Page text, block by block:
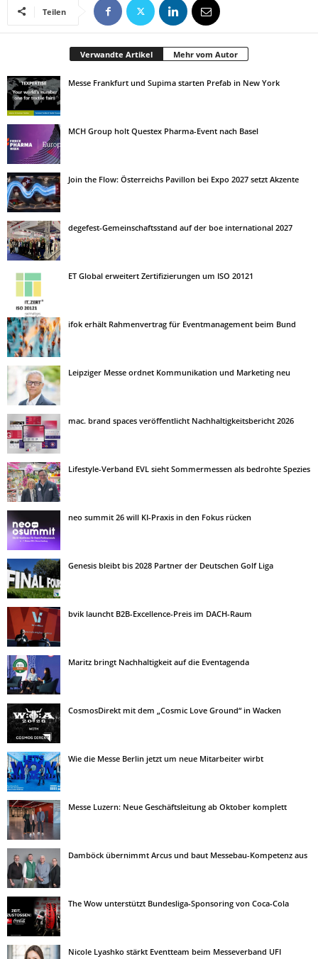
Teilen
Verwandte Artikel Mehr vom Autor
Messe Frankfurt und Supima starten Prefab in New York
MCH Group holt Questex Pharma-Event nach Basel
Join the Flow: Österreichs Pavillon bei Expo 2027 setzt Akzente
degefest-Gemeinschaftsstand auf der boe international 2027
ET Global erweitert Zertifizierungen um ISO 20121
ifok erhält Rahmenvertrag für Eventmanagement beim Bund
Leipziger Messe ordnet Kommunikation und Marketing neu
mac. brand spaces veröffentlicht Nachhaltigkeitsbericht 2026
Lifestyle-Verband EVL sieht Sommermessen als bedrohte Spezies
neo summit 26 will KI-Praxis in den Fokus rücken
Genesis bleibt bis 2028 Partner der Deutschen Golf Liga
bvik launcht B2B-Excellence-Preis im DACH-Raum
Maritz bringt Nachhaltigkeit auf die Eventagenda
CosmosDirekt mit dem „Cosmic Love Ground“ in Wacken
Wie die Messe Berlin jetzt um neue Mitarbeiter wirbt
Messe Luzern: Neue Geschäftsleitung ab Oktober komplett
Damböck übernimmt Arcus und baut Messebau-Kompetenz aus
The Wow unterstützt Bundesliga-Sponsoring von Coca-Cola
Nicole Lyashko stärkt Eventteam beim Messeverband UFI